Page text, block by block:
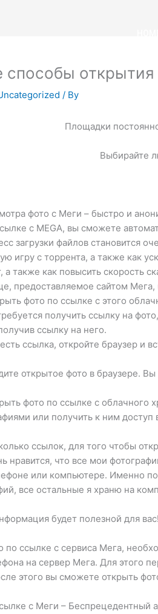
открытия
/ By
Площадки
Выбирайте
фото с Меги – быстро и
с MEGA, вы сможете
загрузки файлов становится
игру с торрента, а также как
а также как повысить скорость
предоставляемое сайтом
фото по ссылке с этого
получить ссылку на
ссылку на него.
ссылка, откройте браузер
открытое фото в браузере.
фото по ссылке с облачного
или получить к ним
ссылок, для того чтобы
нравится, что все мои
или компьютере. Именно
все остальные я храню на
будет полезной для
по ссылке с сервиса Мега,
на сервер Мега. Для этого
этого вы сможете открыть
с Меги – Беспрецедентный